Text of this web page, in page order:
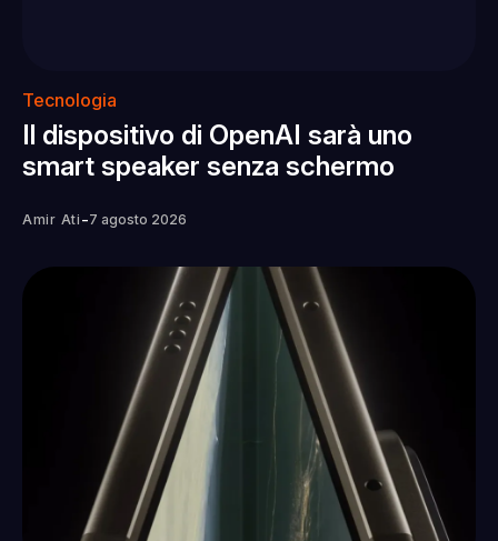
Tecnologia
Il dispositivo di OpenAI sarà uno
smart speaker senza schermo
Amir Ati -7 agosto 2026